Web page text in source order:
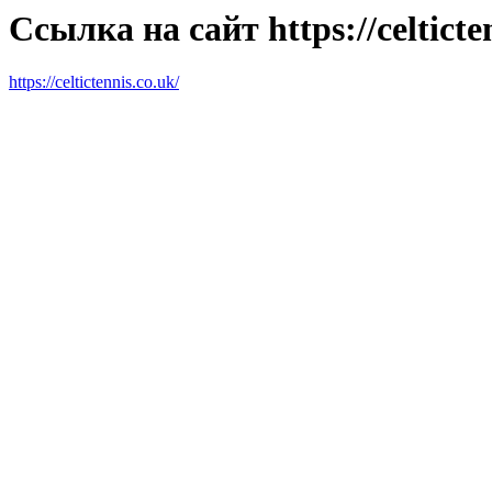
Ссылка на сайт https://
https://celtictennis.co.uk/